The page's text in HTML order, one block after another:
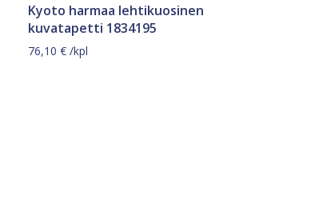
Kyoto harmaa lehtikuosinen
kuvatapetti 1834195
76,10€ /kpl